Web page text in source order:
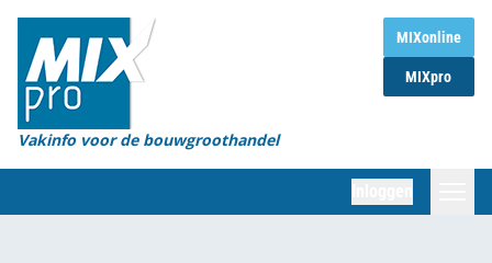
MIXonline
MIXpro
Vakinfo voor de bouwgroothandel
Home
Magazines
Organisaties